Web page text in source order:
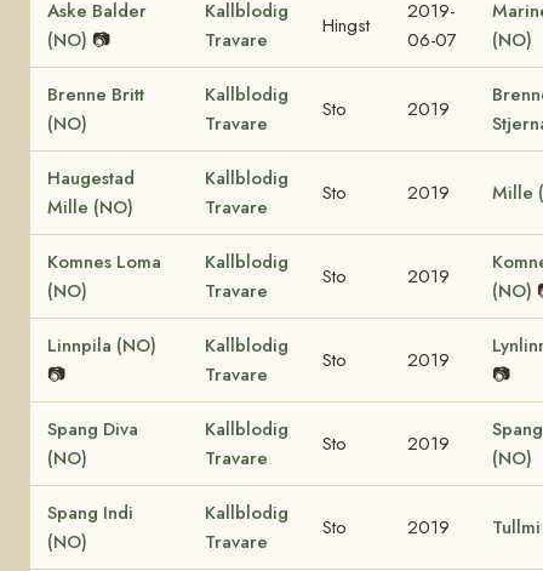
Aske Balder
(NO) 📷
Kallblodig
Travare
Hingst
2019-
06-07
(NO)
Brenne Britt
(NO)
Kallblodig
Travare
Sto 2019
Haugestad
Mille (NO)
Kallblodig
Travare
Sto 2019 Mille
Komnes Loma
(NO)
Kallblodig
Travare
Sto 2019
(NO)
Linnpila (NO)
📷
Kallblodig
Travare
Sto 2019
📷
Spang Diva
(NO)
Kallblodig
Travare
Sto 2019
(NO)
Spang Indi
(NO)
Kallblodig
Travare
Sto 2019